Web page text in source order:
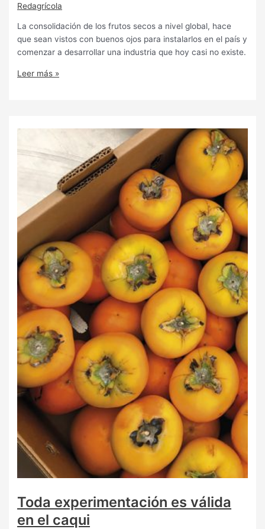
Redagrícola
La consolidación de los frutos secos a nivel global, hace
que sean vistos con buenos ojos para instalarlos en el país y
comenzar a desarrollar una industria que hoy casi no existe.
Leer más »
Toda experimentación es válida
en el caqui